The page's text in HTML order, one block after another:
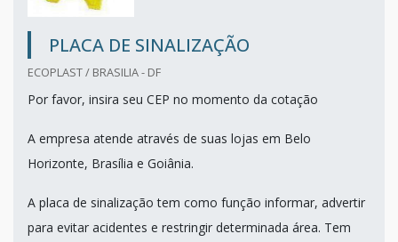
PLACA DE SINALIZAÇÃO
ECOPLAST / BRASILIA - DF
Por favor, insira seu CEP no momento da cotação
A empresa atende através de suas lojas em Belo
Horizonte, Brasília e Goiânia.
A placa de sinalização tem como função informar, advertir
para evitar acidentes e restringir determinada área. Tem